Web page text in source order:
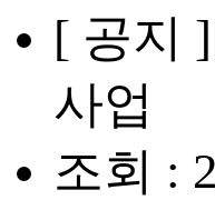
[ 공지 ]
사업
조회 :